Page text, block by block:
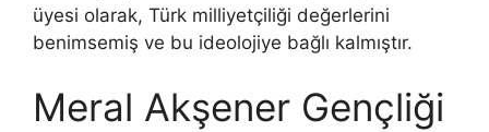
üyesi olarak, Türk milliyetçiliği değerlerini
benimsemiş ve bu ideolojiye bağlı kalmıştır.
Meral Akşener Gençliği